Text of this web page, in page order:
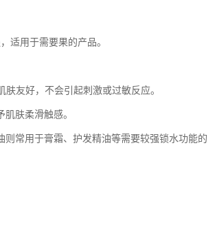
适用于需要果的产品。
友好，不会引起刺激或过敏反应。
肤柔滑触感。
常用于膏霜、护发精油等需要较强锁水功能的